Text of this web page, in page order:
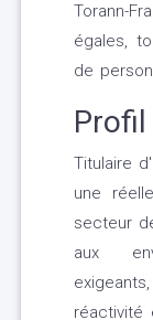
Torann-
égales,
de
Profil
Titulaire
une
secteur
aux
réactivité